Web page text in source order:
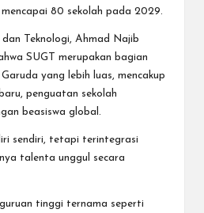
80 sekolah pada 2029.
dan Teknologi, Ahmad Najib
SUGT merupakan bagian
yang lebih luas, mencakup
penguatan sekolah
beasiswa global.
sendiri, tetapi terintegrasi
talenta unggul secara
tinggi ternama seperti